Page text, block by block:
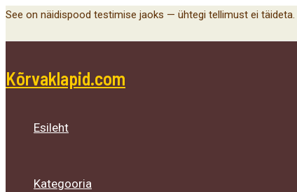
Skip
See on näidispood testimise jaoks — ühtegi tellimust ei täideta.
Kõrvaklapid.com
Esileht
Kategooria
Menu
Toggle
Menu
Toggle
Menu
Toggle